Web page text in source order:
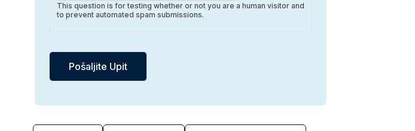
This question is for testing whether or not you are a human visitor and
to prevent automated spam submissions.